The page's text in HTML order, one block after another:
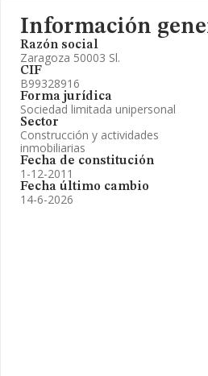
Información
Razón social
Zaragoza 50003 Sl.
CIF
B99328916
Forma jurídica
Sociedad limitada unipersonal
Sector
Construcción y actividades
inmobiliarias
Fecha de constitución
1-12-2011
Fecha último cambio
14-6-2026